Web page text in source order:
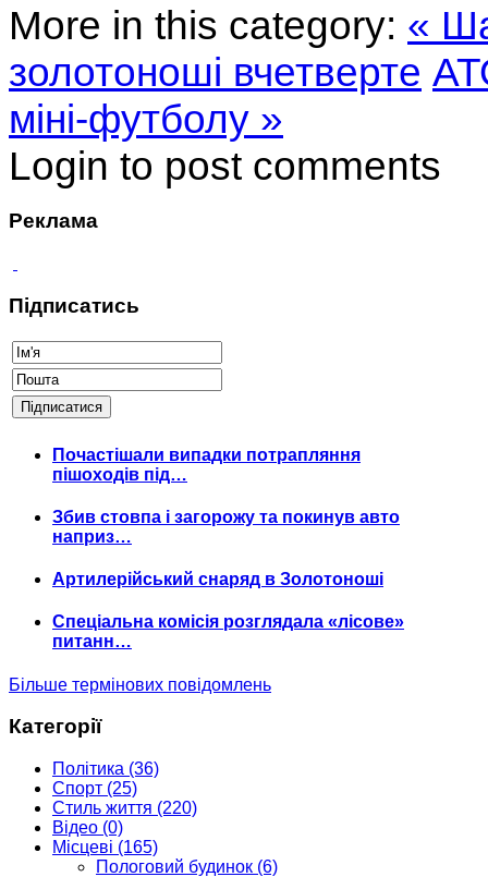
More in this category: «
золотоноші вчетверте
міні-футболу »
Login to post comments
Реклама
Підписатись
Почастішали випадки потрапляння
пішоходів під…
Збив стовпа і загорожу та покинув авто
наприз…
Артилерійський снаряд в Золотоноші
Спеціальна комісія розглядала «лісове»
питанн…
Більше термінових повідомлень
Категорії
Політика (36)
Спорт (25)
Стиль життя (220)
Відео (0)
Місцеві (165)
Пологовий будинок (6)